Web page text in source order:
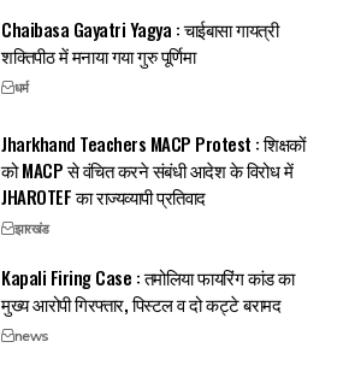
Chaibasa Gayatri Yagya : चाईबासा गायत्री
शक्तिपीठ में मनाया गया गुरु पूर्णिमा
धर्म
Jharkhand Teachers MACP Protest : शिक्षकों
को MACP से वंचित करने संबंधी आदेश के विरोध में
JHAROTEF का राज्यव्यापी प्रतिवाद
झारखंड
Kapali Firing Case : तमोलिया फायरिंग कांड का
मुख्य आरोपी गिरफ्तार, पिस्टल व दो कट्टे बरामद
news